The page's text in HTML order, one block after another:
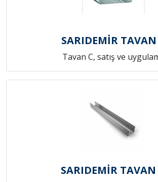
SARIDEMİR TAVAN
Tavan C, satış ve
SARIDEMİR TAVAN